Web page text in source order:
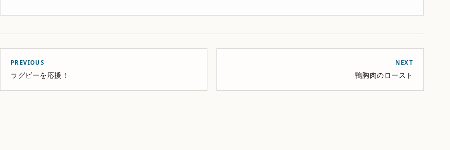
PREVIOUS
ラグビーを応援！
NEXT
鴨胸肉のロースト